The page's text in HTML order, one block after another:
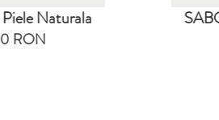
SABOTI Din Piele